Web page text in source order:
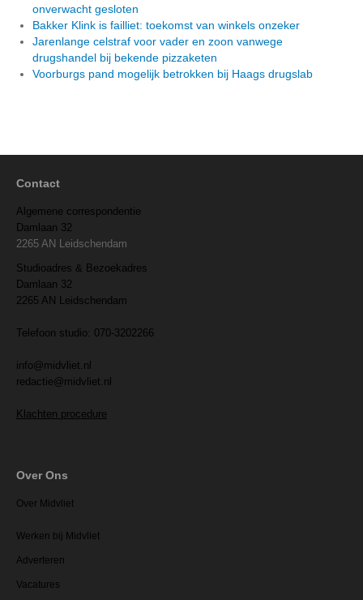
onverwacht gesloten
Bakker Klink is failliet: toekomst van winkels onzeker
Jarenlange celstraf voor vader en zoon vanwege
drugshandel bij bekende pizzaketen
Voorburgs pand mogelijk betrokken bij Haags drugslab
Contact
Algemene correspondentie
Damlaan 32
2265 AN Leidschendam
Studioadres & Bezoekadres
Damlaan 32
2265 AN Leidschendam
Telefoon studio: 070-3202266
info@midvliet.nl
redactie@midvliet.nl
Klachten procedure
Over Ons
Over Midvliet
Werken bij Midvliet
Adverteren
Vacatures